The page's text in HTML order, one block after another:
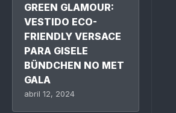
GREEN GLAMOUR:
VESTIDO ECO-
FRIENDLY VERSACE
PARA GISELE
BÜNDCHEN NO MET
GALA
abril 12, 2024